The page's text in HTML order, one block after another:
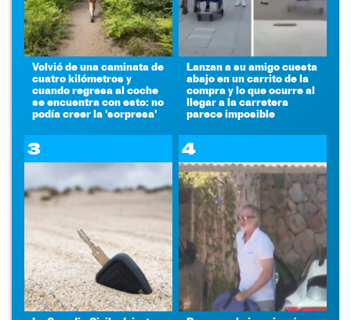
Volvió de una caminata de
cuatro kilómetros y
cuando regresa al coche
se encuentra con esto: no
podía creer la 'sorpresa'
Lanzan a su amigo cuesta
abajo en un carrito de la
compra y lo que ocurre al
llegar a la carretera
parece imposible
3 4